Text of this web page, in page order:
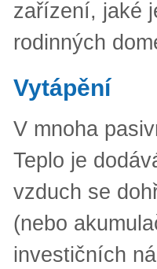
zařízení, jaké
rodinných
Vytápění
V mnoha
Teplo je
vzduch se
(nebo
investičních